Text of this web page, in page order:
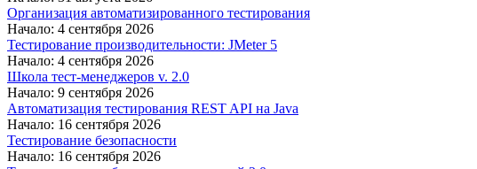
Организация автоматизированного тестирования
Начало: 4 сентября 2026
Тестирование производительности: JMeter 5
Начало: 4 сентября 2026
Школа тест-менеджеров v. 2.0
Начало: 9 сентября 2026
Автоматизация тестирования REST API на Java
Начало: 16 сентября 2026
Тестирование безопасности
Начало: 16 сентября 2026